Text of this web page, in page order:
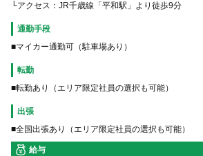
└アクセス：JR千歳線「平和駅」より徒歩9分
通勤手段
転勤
■転勤あり（エリア限定社員の選択も可能）
出張
■全国出張あり（エリア限定社員の選択も可能）
給与